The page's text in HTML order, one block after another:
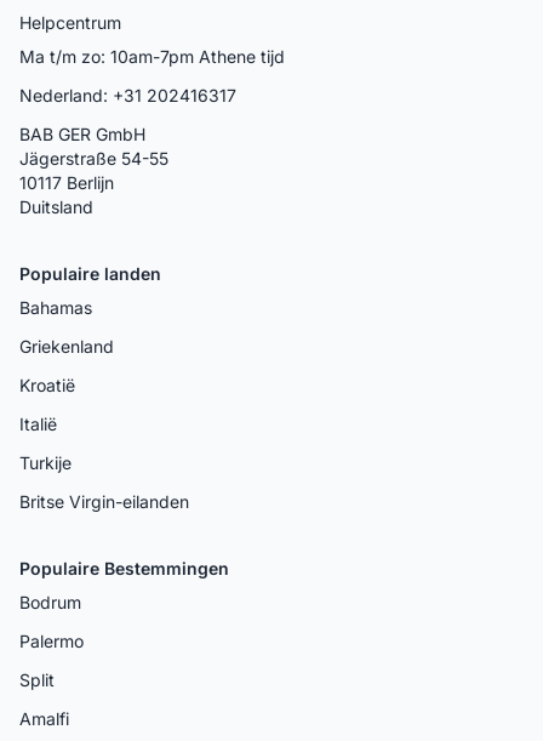
Helpcentrum
Ma t/m zo: 10am-7pm Athene tijd
Nederland: +31 202416317
BAB GER GmbH
Jägerstraße 54-55
10117 Berlijn
Duitsland
Populaire landen
Bahamas
Griekenland
Kroatië
Italië
Turkije
Britse Virgin-eilanden
Populaire Bestemmingen
Bodrum
Palermo
Split
Amalfi